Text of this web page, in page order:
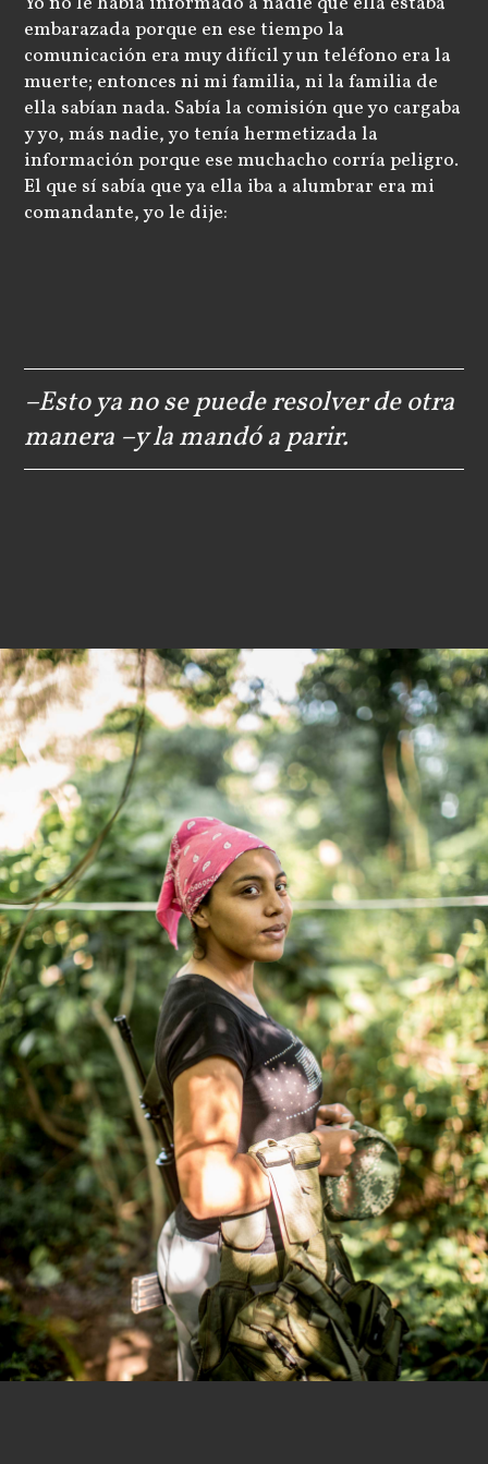
embarazada porque en ese tiempo la
comunicación era muy difícil y un teléfono era la
muerte; entonces ni mi familia, ni la familia de
ella sabían nada. Sabía la comisión que yo cargaba
y yo, más nadie, yo tenía hermetizada la
información porque ese muchacho corría peligro.
El que sí sabía que ya ella iba a alumbrar era mi
comandante, yo le dije:
–Esto ya no se puede resolver de otra
manera –y la mandó a parir.